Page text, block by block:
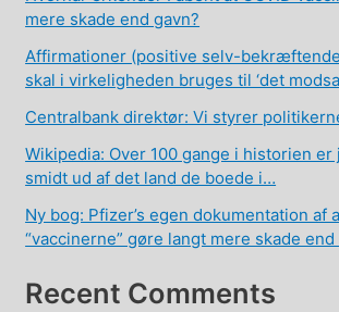
mere skade end gavn?
Affirmationer (positive selv-
skal i virkeligheden bruges til ‘det
Centralbank direktør: Vi styrer
Wikipedia: Over 100 gange i historien
smidt ud af det land de boede i…
Ny bog: Pfizer’s egen dokumentation af
“vaccinerne” gøre langt mere skade end
Recent Comments